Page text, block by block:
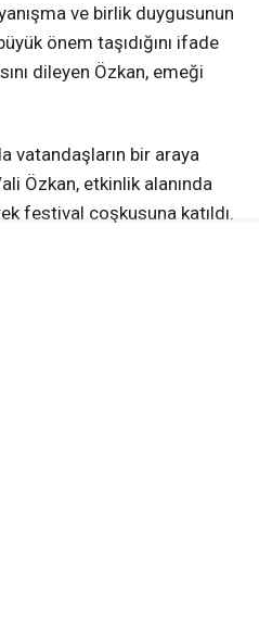
ve birlik duygusunun
önem taşıdığını ifade
dileyen Özkan, emeği
vatandaşların bir araya
Özkan, etkinlik alanında
festival coşkusuna katıldı.